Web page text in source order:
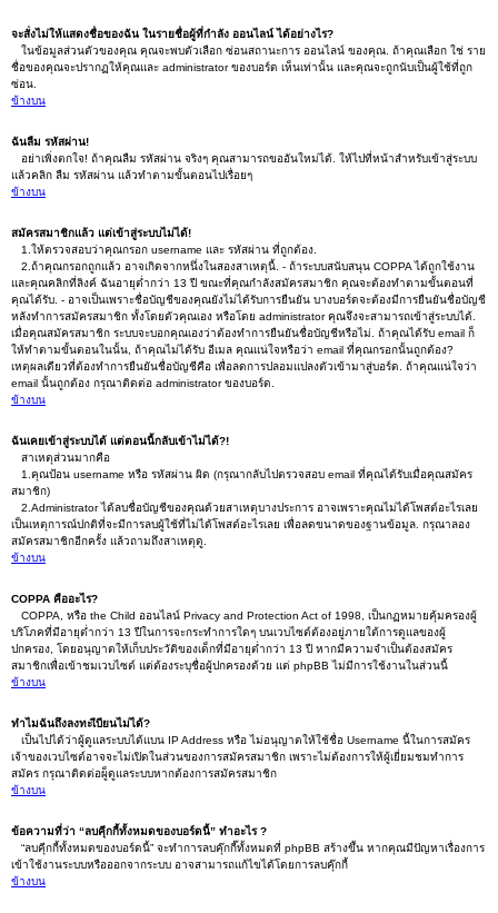
จะสั่งไม่ให้แสดงชื่อของฉัน ในรายชื่อผู้ที่กำลัง ออนไลน์ ได้อย่างไร?
ในข้อมูลส่วนตัวของคุณ คุณจะพบตัวเลือก ซ่อนสถานะการ ออนไลน์ ของคุณ. ถ้าคุณเลือก ใช่ ราย
ชื่อของคุณจะปรากฏให้คุณและ administrator ของบอร์ด เห็นเท่านั้น และคุณจะถูกนับเป็นผู้ใช้ที่ถูก
ซ่อน.
ข้างบน
ฉันลืม รหัสผ่าน!
อย่าเพิ่งตกใจ! ถ้าคุณลืม รหัสผ่าน จริงๆ คุณสามารถขออันใหม่ได้. ให้ไปที่หน้าสำหรับเข้าสู่ระบบ
แล้วคลิก ลืม รหัสผ่าน แล้วทำตามขั้นตอนไปเรื่อยๆ
ข้างบน
สมัครสมาชิกแล้ว แต่เข้าสู่ระบบไม่ได้!
1.ให้ตรวจสอบว่าคุณกรอก username และ รหัสผ่าน ที่ถูกต้อง.
2.ถ้าคุณกรอกถูกแล้ว อาจเกิดจากหนึ่งในสองสาเหตุนี้. - ถ้าระบบสนับสนุน COPPA ได้ถูกใช้งาน
และคุณคลิกที่ลิงค์ ฉันอายุต่ำกว่า 13 ปี ขณะที่คุณกำลังสมัครสมาชิก คุณจะต้องทำตามขั้นตอนที่
คุณได้รับ. - อาจเป็นเพราะชื่อบัญชีของคุณยังไม่ได้รับการยืนยัน บางบอร์ดจะต้องมีการยืนยันชื่อบัญชี
หลังทำการสมัครสมาชิก ทั้งโดยตัวคุณเอง หรือโดย administrator คุณจึงจะสามารถเข้าสู่ระบบได้.
เมื่อคุณสมัครสมาชิก ระบบจะบอกคุณเองว่าต้องทำการยืนยันชื่อบัญชีหรือไม่. ถ้าคุณได้รับ email ก็
ให้ทำตามขั้นตอนในนั้น, ถ้าคุณไม่ได้รับ อีเมล คุณแน่ใจหรือว่า email ที่คุณกรอกนั้นถูกต้อง?
เหตุผลเดียวที่ต้องทำการยืนยันชื่อบัญชีคือ เพื่อลดการปลอมแปลงตัวเข้ามาสู่บอร์ด. ถ้าคุณแน่ใจว่า
email นั้นถูกต้อง กรุณาติดต่อ administrator ของบอร์ด.
ข้างบน
ฉันเคยเข้าสู่ระบบได้ แต่ตอนนี้กลับเข้าไม่ได้?!
สาเหตุส่วนมากคือ
1.คุณป้อน username หรือ รหัสผ่าน ผิด (กรุณากลับไปตรวจสอบ email ที่คุณได้รับเมื่อคุณสมัคร
สมาชิก)
2.Administrator ได้ลบชื่อบัญชีของคุณด้วยสาเหตุบางประการ อาจเพราะคุณไม่ได้โพสต์อะไรเลย
เป็นเหตุการณ์ปกติที่จะมีการลบผู้ใช้ที่ไม่ได้โพสต์อะไรเลย เพื่อลดขนาดของฐานข้อมูล. กรุณาลอง
สมัครสมาชิกอีกครั้ง แล้วถามถึงสาเหตุดู.
ข้างบน
COPPA คืออะไร?
COPPA, หรือ the Child ออนไลน์ Privacy and Protection Act of 1998, เป็นกฏหมายคุ้มครองผู้
บริโภคที่มีอายุต่ำกว่า 13 ปีในการจะกระทำการใดๆ บนเวบไซต์ต้องอยู่ภายใต้การดูแลของผู้
ปกครอง, โดยอนุญาตให้เก็บประวัติของเด็กที่มีอายุต่ำกว่า 13 ปี หากมีความจำเป็นต้องสมัคร
สมาชิกเพื่อเข้าชมเวบไซต์ แต่ต้องระบุชื่อผู้ปกครองด้วย แต่ phpBB ไม่มีการใช้งานในส่วนนี้
ข้างบน
ทำไมฉันถึงลงทะเีบียนไม่ได้?
เป็นไปได้ว่าผู้ดูแลระบบได้แบน IP Address หรือ ไม่อนุญาตให้ใช้ชื่อ Username นี้ในการสมัคร
เจ้าของเวบไซต์อาจจะไม่เปิดในส่วนของการสมัครสมาชิก เพราะไม่ต้องการให้ผู้เยี่ยมชมทำการ
สมัคร กรุณาติดต่อผู็ดูแลระบบหากต้องการสมัครสมาชิก
ข้างบน
ข้อความที่ว่า “ลบคุีกกี้ทั้งหมดของบอร์ดนี้” ทำอะไร ?
“ลบคุีกกี้ทั้งหมดของบอร์ดนี้” จะทำการลบคุ๊กกี๊ทั้งหมดที่ phpBB สร้างขึ้น หากคุณมีปัญหาเรื่องการ
เข้าใช้งานระบบหรือออกจากระบบ อาจสามารถแก้ไขได้โดยการลบคุ๊กกี้
ข้างบน